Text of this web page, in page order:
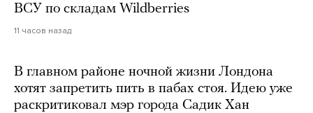
ВСУ по складам Wildberries
11 часов назад
В главном районе ночной жизни Лондона
хотят запретить пить в пабах стоя. Идею уже
раскритиковал мэр города Садик Хан